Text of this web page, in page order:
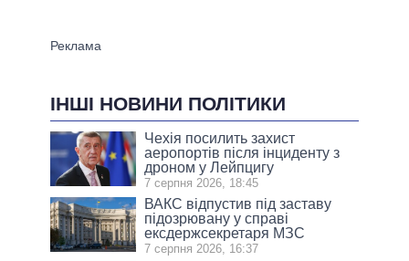
ІНШІ НОВИНИ ПОЛІТИКИ
Чехія посилить захист
аеропортів після інциденту з
дроном у Лейпцигу
7 серпня 2026, 18:45
ВАКС відпустив під заставу
підозрювану у справі
ексдержсекретаря МЗС
7 серпня 2026, 16:37